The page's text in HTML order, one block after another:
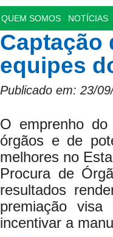
QUEM SOMOS NOTÍCIAS
Captação
equipes
Publicado em: 23/
O emprenho
órgãos e de
melhores no
Procura de
resultados
premiação
incentivar a